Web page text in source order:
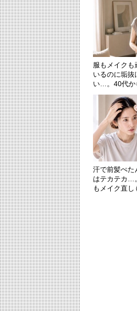
服もメイクも
いるのに垢抜
い…。40代か
汗で前髪ぺた
はテカテカ…
もメイク直し